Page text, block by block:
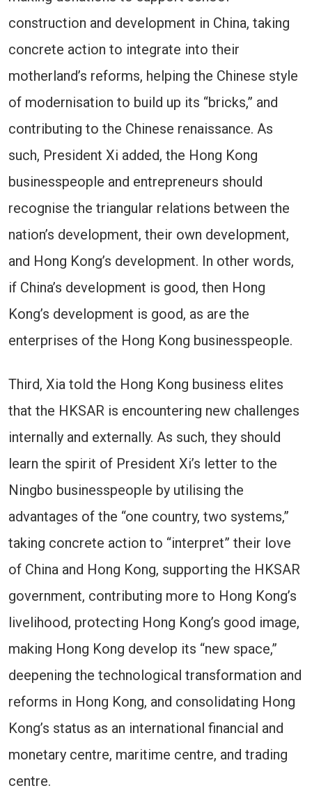
construction and development in China, taking
concrete action to integrate into their
motherland’s reforms, helping the Chinese style
of modernisation to build up its “bricks,” and
contributing to the Chinese renaissance. As
such, President Xi added, the Hong Kong
businesspeople and entrepreneurs should
recognise the triangular relations between the
nation’s development, their own development,
and Hong Kong’s development. In other words,
if China’s development is good, then Hong
Kong’s development is good, as are the
enterprises of the Hong Kong businesspeople.
Third, Xia told the Hong Kong business elites
that the HKSAR is encountering new challenges
internally and externally. As such, they should
learn the spirit of President Xi’s letter to the
Ningbo businesspeople by utilising the
advantages of the “one country, two systems,”
taking concrete action to “interpret” their love
of China and Hong Kong, supporting the HKSAR
government, contributing more to Hong Kong’s
livelihood, protecting Hong Kong’s good image,
making Hong Kong develop its “new space,”
deepening the technological transformation and
reforms in Hong Kong, and consolidating Hong
Kong’s status as an international financial and
monetary centre, maritime centre, and trading
centre.